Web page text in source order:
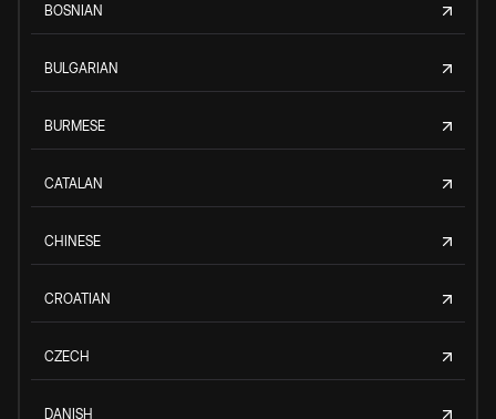
BOSNIAN
BULGARIAN
BURMESE
CATALAN
CHINESE
CROATIAN
CZECH
DANISH